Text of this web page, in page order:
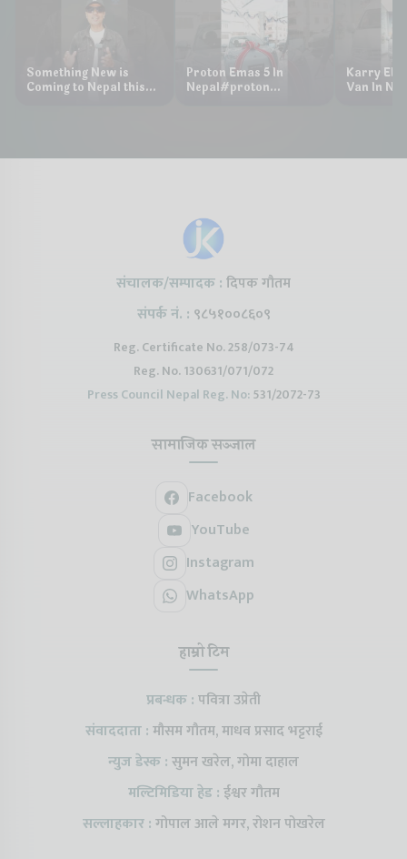
Something New is
Coming to Nepal this
Proton Emas 5 In
Nepal#proton
Karry
Van In
संचालक/सम्पादक :दिपक गौतम
संपर्क नं. : ९८५१००८६०९
Reg. Certificate No. 258/073-74
Reg. No. 130631/071/072
Press Council Nepal Reg. No:531/2072-73
सामाजिक सञ्जाल
Facebook
YouTube
Instagram
WhatsApp
हाम्रो टिम
प्रबन्धक :पवित्रा उप्रेती
संवाददाता :मौसम गौतम, माधव प्रसाद भट्टराई
न्युज डेस्क :सुमन खरेल, गोमा दाहाल
मल्टिमिडिया हेड :ईश्वर गौतम
सल्लाहकार :गोपाल आले मगर, रोशन पोखरेल